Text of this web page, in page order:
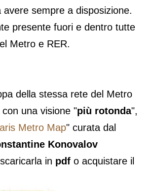
avere sempre a disposizione.
presente fuori e dentro tutte
Metro e RER.
della stessa rete del Metro
una visione "più rotonda",
Metro Map" curata dal
Konovalov
in pdf o acquistare il